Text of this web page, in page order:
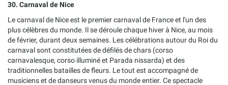
30. Carnaval de Nice
Le carnaval de Nice est le premier carnaval de France et l'un des
plus célèbres du monde. Il se déroule chaque hiver à Nice, au mois
de février, durant deux semaines. Les célébrations autour du Roi du
carnaval sont constitutées de défilés de chars (corso
carnavalesque, corso illuminé et Parada nissarda) et des
traditionnelles batailles de fleurs. Le tout est accompagné de
musiciens et de danseurs venus du monde entier. Ce spectacle